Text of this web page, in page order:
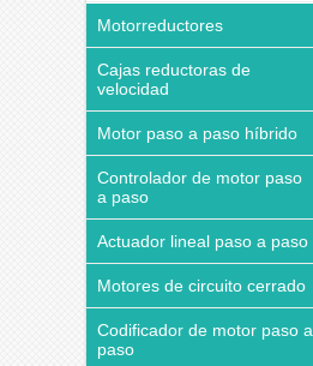
Motorreductores
Cajas reductoras de
velocidad
Motor paso a paso híbrido
Controlador de motor paso
a paso
Actuador lineal paso a paso
Motores de circuito cerrado
Codificador de motor paso a
paso